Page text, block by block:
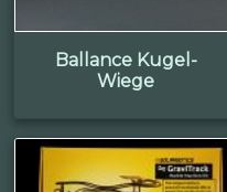
Ballance Kugel-
Wiege